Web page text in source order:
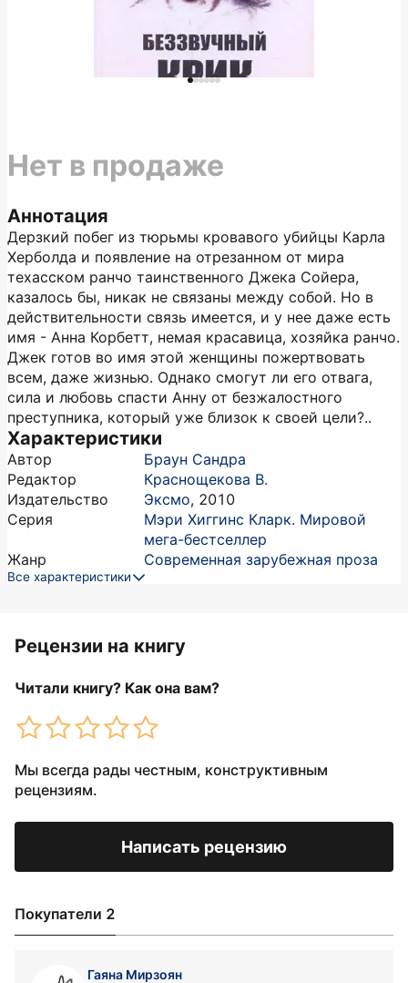
Аннотация
Дерзкий побег из тюрьмы кровавого убийцы Карла
Херболда и появление на отрезанном от мира
техасском ранчо таинственного Джека Сойера,
казалось бы, никак не связаны между собой. Но в
действительности связь имеется, и у нее даже есть
имя - Анна Корбетт, немая красавица, хозяйка ранчо.
Джек готов во имя этой женщины пожертвовать
всем, даже жизнью. Однако смогут ли его отвага,
сила и любовь спасти Анну от безжалостного
преступника, который уже близок к своей цели?..
Характеристики
Автор
Браун Сандра
Редактор
Краснощекова В.
Издательство
Эксмо, 2010
Серия
Мэри Хиггинс Кларк. Мировой
мега-бестселлер
Жанр
Современная зарубежная проза
Все характеристики
Нет в продаже
Рецензии на книгу
Читали книгу? Как она вам?
Мы всегда рады честным, конструктивным
рецензиям.
Написать рецензию
Покупатели 2
Гаяна Мирзоян